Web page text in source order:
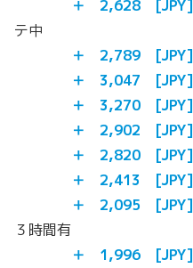
＋ 2,628 [JPY]
テ中
＋ 2,789 [JPY]
＋ 3,047 [JPY]
＋ 3,270 [JPY]
＋ 2,902 [JPY]
＋ 2,820 [JPY]
＋ 2,413 [JPY]
＋ 2,095 [JPY]
３時間有
＋ 1,996 [JPY]